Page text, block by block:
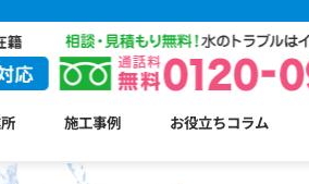
施工事例 お役立ちコラム